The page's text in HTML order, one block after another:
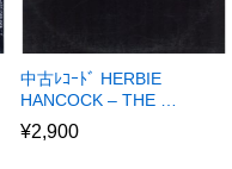
中古ﾚｺｰﾄﾞ HERBIE
HANCOCK – THE …
¥2,900